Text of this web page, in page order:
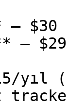
— $30
—
yıl